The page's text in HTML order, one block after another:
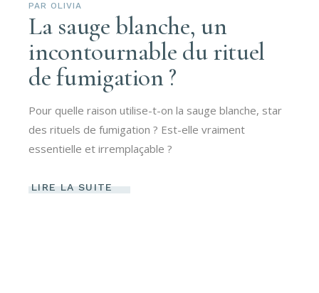
PAR OLIVIA
La sauge blanche, un
incontournable du rituel
de fumigation ?
Pour quelle raison utilise-t-on la sauge blanche, star
des rituels de fumigation ? Est-elle vraiment
essentielle et irremplaçable ?
LIRE LA SUITE